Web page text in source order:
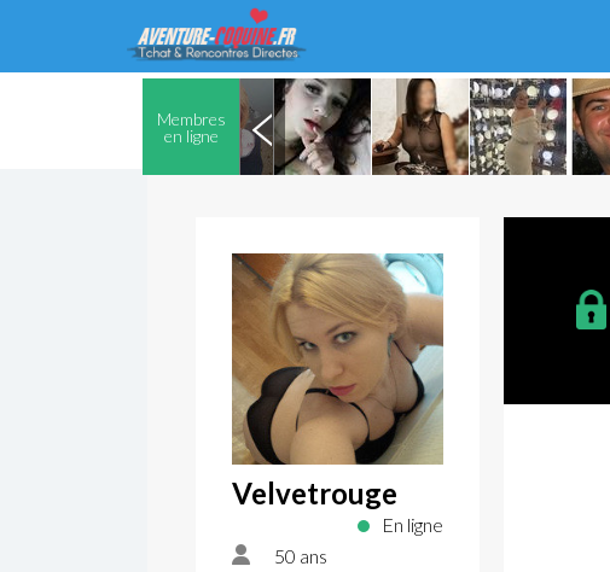
Membres
en ligne
Velvetrouge
En ligne
50 ans